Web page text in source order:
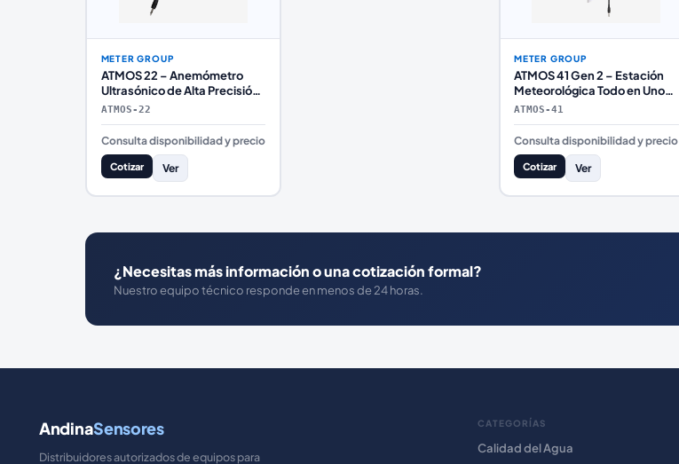
METER GROUP
ATMOS 22 – Anemómetro
Ultrasónico de Alta Precisión
para Monitoreo de Viento
ATMOS-22
Consulta disponibilidad y precio
Cotizar Ver
METER GROUP
ATMOS 41 Gen 2 – Estación
Meteorológica Todo en Uno
Profesional
ATMOS-41
Consulta disponibilidad y precio
Cotizar Ver
¿Necesitas más información o una cotización formal?
Nuestro equipo técnico responde en menos de 24 horas.
AndinaSensores
Distribuidores autorizados de equipos para
CATEGORÍAS
Calidad del Agua